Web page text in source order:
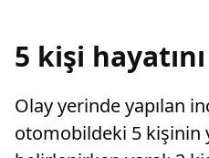
5 kişi
Olay yerinde yapılan
otomobildeki 5 kişinin